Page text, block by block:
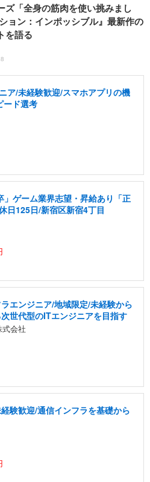
ズ「全身の筋肉を使い挑みまし
ョン：インポッシブル』最新作の
を語る
ア/未経験歓迎/スマホアプリの機
ード選考
ゲーム業界志望・昇給あり「正
日125日/新宿区新宿4丁目
エンジニア/地域限定/未経験から
世代型のITエンジニアを目指す
会社
験歓迎/通信インフラを基礎から